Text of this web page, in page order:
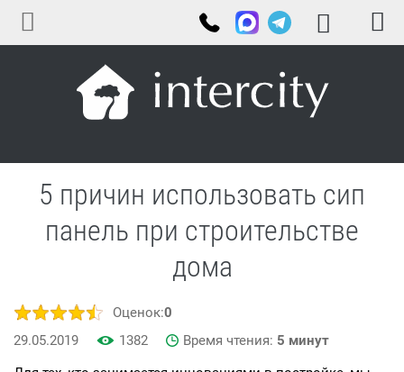
5 причин использовать сип
панель при строительстве
дома
Оценок:0
29.05.2019
1382 Время чтения: 5 минут